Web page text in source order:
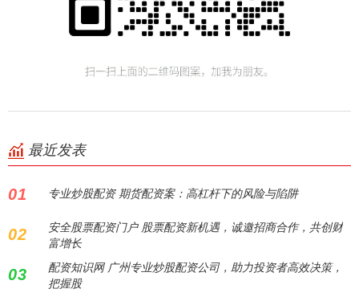
最近发表
01 专业炒股配资 期货配资案：高杠杆下的风险与陷阱
02
安全股票配资门户 股票配资新机遇，诚邀招商合作，共创财
富增长
03
配资知识网 广州专业炒股配资公司，助力投资者高效决策，
把握股